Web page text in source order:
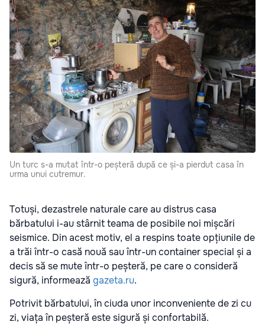
Un turc s-a mutat într-o peșteră după ce și-a pierdut casa în
urma unui cutremur.
Totuși, dezastrele naturale care au distrus casa
bărbatului i-au stârnit teama de posibile noi mișcări
seismice. Din acest motiv, el a respins toate opțiunile de
a trăi într-o casă nouă sau într-un container special și a
decis să se mute într-o peșteră, pe care o consideră
sigură, informează gazeta.ru.
Potrivit bărbatului, în ciuda unor inconveniente de zi cu
zi, viața în peșteră este sigură și confortabilă.